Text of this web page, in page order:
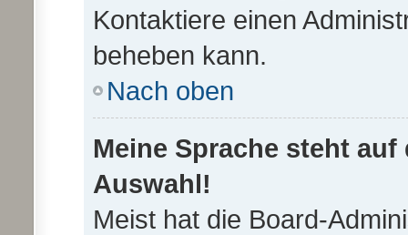
Kontaktiere einen
beheben kann.
Nach oben
Meine Sprache steht
Auswahl!
Meist hat die Board-